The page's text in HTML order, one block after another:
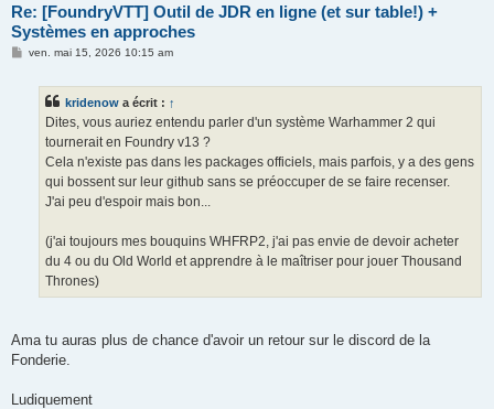
Re: [FoundryVTT] Outil de JDR en ligne (et sur table!) +
Systèmes en approches
Mven. mai 15, 2026 10:15 am
kridenow a écrit : ↑
Dites, vous auriez entendu parler d'un système Warhammer 2 qui
tournerait en Foundry v13 ?
Cela n'existe pas dans les packages officiels, mais parfois, y a des gens
qui bossent sur leur github sans se préoccuper de se faire recenser.
J'ai peu d'espoir mais bon...
(j'ai toujours mes bouquins WHFRP2, j'ai pas envie de devoir acheter
du 4 ou du Old World et apprendre à le maîtriser pour jouer Thousand
Thrones)
Ama tu auras plus de chance d'avoir un retour sur le discord de la
Fonderie.
Ludiquement